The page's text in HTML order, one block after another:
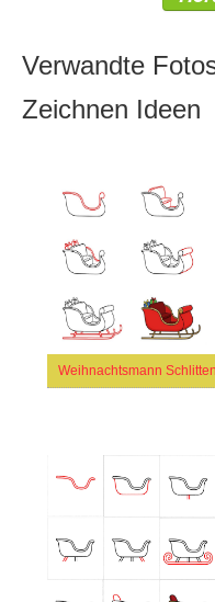
Verwandte
Zeichnen Ideen
Weihnachtsmann Schlitten